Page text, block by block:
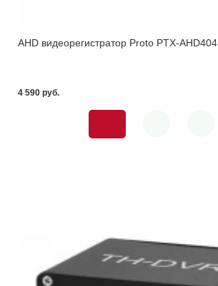
AHD видеорегистратор Proto PTX-AHD404
4 590 pуб.